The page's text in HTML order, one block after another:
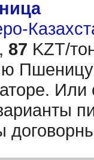
87 KZT/